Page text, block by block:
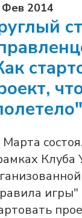
Фев 2014
Клуба
игры"